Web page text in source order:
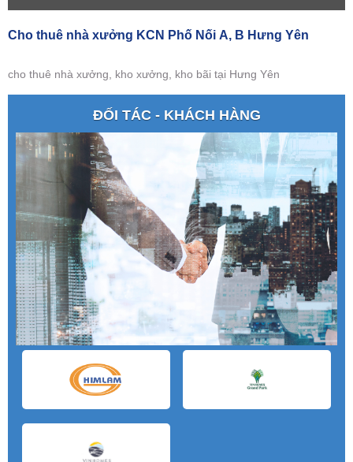
Cho thuê nhà xưởng KCN Phố Nối A, B Hưng Yên
cho thuê nhà xưởng, kho xưởng, kho bãi tại Hưng Yên
ĐỐI TÁC - KHÁCH HÀNG